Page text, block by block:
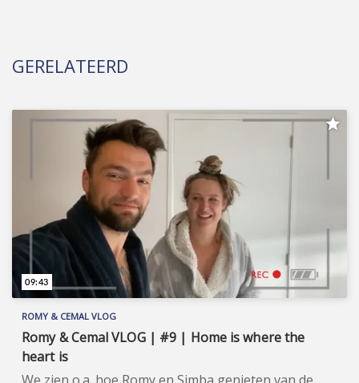
GERELATEERD
ROMY & CEMAL VLOG
Romy & Cemal VLOG | #9 | Home is where the
heart is
09:43